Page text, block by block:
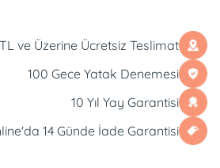
ve Üzerine Ücretsiz Teslimat
100 Gece Yatak Denemesi
10 Yıl Yay Garantisi
14 Günde İade Garantisi